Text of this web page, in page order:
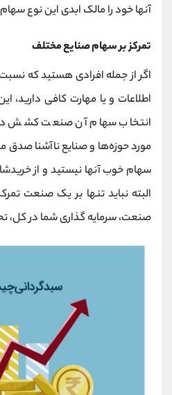
آنها خود را مالک ابدی این نوع
تمرکز بر سهام صنایع مختلف
اگر از جمله افرادی هستید که
اطلاعات و یا مهارت کافی
انتخاب سهام آن صنعت کشش
مورد حوزه‌ها و صنایع ناآشنا صدق
سهام خوب آنها نیستید و از
البته نباید تنها بر یک صنعت
صنعت، سرمایه گذاری شما در کل،